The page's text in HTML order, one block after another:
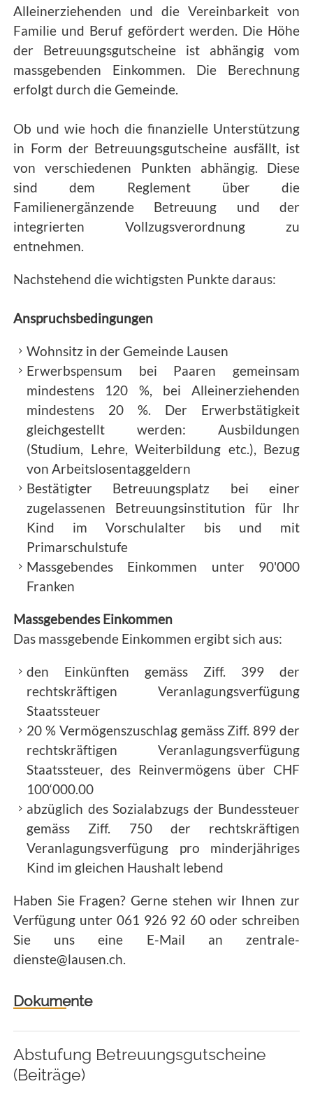
Alleinerziehenden und die Vereinbarkeit von
Familie und Beruf gefördert werden. Die Höhe
der Betreuungsgutscheine ist abhängig vom
massgebenden Einkommen. Die Berechnung
erfolgt durch die Gemeinde.
Ob und wie hoch die finanzielle Unterstützung
in Form der Betreuungsgutscheine ausfällt, ist
von verschiedenen Punkten abhängig. Diese
sind dem Reglement über die
Familienergänzende Betreuung und der
integrierten Vollzugsverordnung zu
entnehmen.
Nachstehend die wichtigsten Punkte daraus:
Anspruchsbedingungen
Wohnsitz in der Gemeinde Lausen
Erwerbspensum bei Paaren gemeinsam
mindestens 120 %, bei Alleinerziehenden
mindestens 20 %. Der Erwerbstätigkeit
gleichgestellt werden: Ausbildungen
(Studium, Lehre, Weiterbildung etc.), Bezug
von Arbeitslosentaggeldern
Bestätigter Betreuungsplatz bei einer
zugelassenen Betreuungsinstitution für Ihr
Kind im Vorschulalter bis und mit
Primarschulstufe
Massgebendes Einkommen unter 90'000
Franken
Massgebendes Einkommen
Das massgebende Einkommen ergibt sich aus:
den Einkünften gemäss Ziff. 399 der
rechtskräftigen Veranlagungsverfügung
Staatssteuer
20 % Vermögenszuschlag gemäss Ziff. 899 der
rechtskräftigen Veranlagungsverfügung
Staatssteuer, des Reinvermögens über CHF
100‘000.00
abzüglich des Sozialabzugs der Bundessteuer
gemäss Ziff. 750 der rechtskräftigen
Veranlagungsverfügung pro minderjähriges
Kind im gleichen Haushalt lebend
Haben Sie Fragen? Gerne stehen wir Ihnen zur
Verfügung unter 061 926 92 60 oder schreiben
Sie uns eine E-Mail an zentrale-
dienste@lausen.ch.
Dokumente
Abstufung Betreuungsgutscheine
(Beiträge)